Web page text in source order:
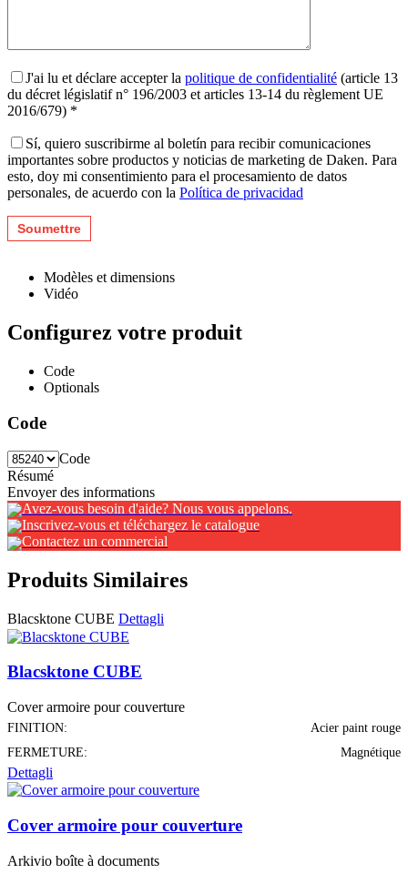
J'ai lu et déclare accepter la politique de confidentialité (article 13
du décret législatif n° 196/2003 et articles 13-14 du règlement UE
2016/679) *
Sí, quiero suscribirme al boletín para recibir comunicaciones
importantes sobre productos y noticias de marketing de Daken. Para
esto, doy mi consentimiento para el procesamiento de datos
personales, de acuerdo con la Política de privacidad
Modèles et dimensions
Vidéo
Configurez votre produit
Code
Optionals
Code
Code
Résumé
Envoyer des informations
Avez-vous besoin d'aide? Nous vous appelons.
Inscrivez-vous et téléchargez le catalogue
Contactez un commercial
Produits Similaires
Blacsktone CUBE Dettagli
Blacsktone CUBE
Cover armoire pour couverture
FINITION:
Acier paint rouge
FERMETURE:
Magnétique
Dettagli
Cover armoire pour couverture
Arkivio boîte à documents